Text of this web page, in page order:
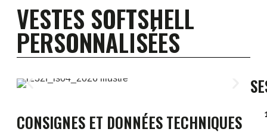
VESTES SOFTSHELL
PERSONNALISÉES
CONSIGNES ET DONNÉES TECHNIQUES